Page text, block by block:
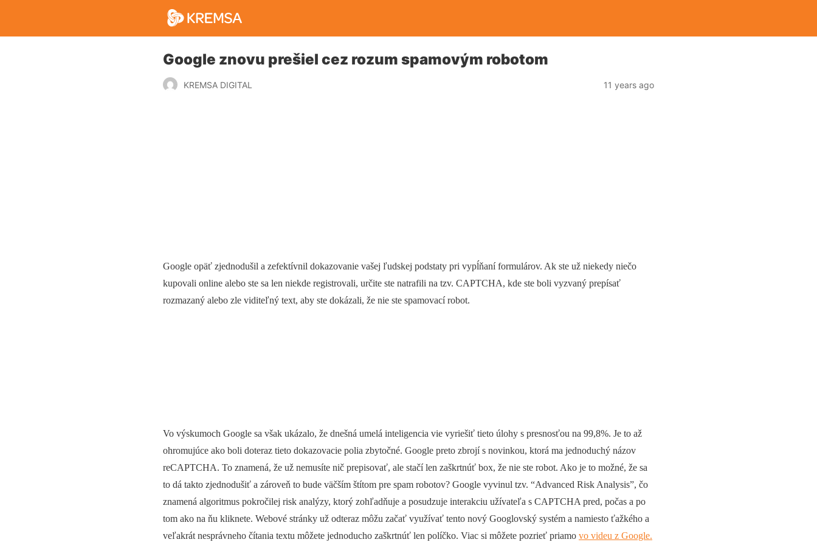
Google znovu prešiel cez rozum spamovým robotom
KREMSA DIGITAL 11 years ago
Google opäť zjednodušil a zefektívnil dokazovanie vašej ľudskej podstaty pri vypĺňaní formulárov. Ak ste už niekedy niečo
kupovali online alebo ste sa len niekde registrovali, určite ste natrafili na tzv. CAPTCHA, kde ste boli vyzvaný prepísať
rozmazaný alebo zle viditeľný text, aby ste dokázali, že nie ste spamovací robot.
Vo výskumoch Google sa však ukázalo, že dnešná umelá inteligencia vie vyriešiť tieto úlohy s presnosťou na 99,8%. Je to až
ohromujúce ako boli doteraz tieto dokazovacie polia zbytočné. Google preto zbrojí s novinkou, ktorá ma jednoduchý názov
reCAPTCHA. To znamená, že už nemusíte nič prepisovať, ale stačí len zaškrtnúť box, že nie ste robot. Ako je to možné, že sa
to dá takto zjednodušiť a zároveň to bude väčším štítom pre spam robotov? Google vyvinul tzv. “Advanced Risk Analysis”, čo
znamená algoritmus pokročilej risk analýzy, ktorý zohľadňuje a posudzuje interakciu užívateľa s CAPTCHA pred, počas a po
tom ako na ňu kliknete. Webové stránky už odteraz môžu začať využívať tento nový Googlovský systém a namiesto ťažkého a
veľakrát nesprávneho čítania textu môžete jednoducho zaškrtnúť len políčko. Viac si môžete pozrieť priamo vo videu z Google.